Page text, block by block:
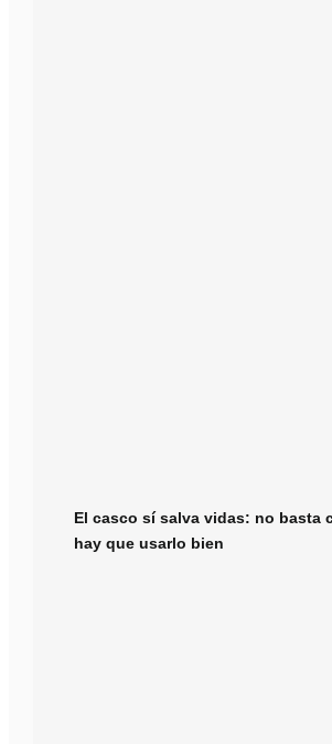
El casco sí salva vidas: no basta
hay que usarlo bien